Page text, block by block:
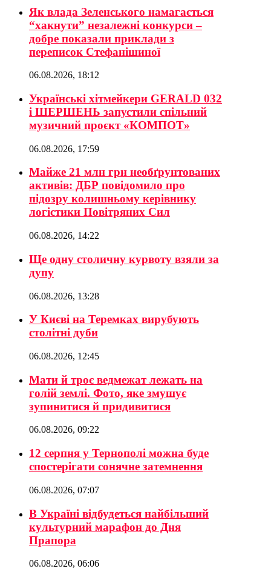
Як влада Зеленського намагається
“хакнути” незалежні конкурси –
добре показали приклади з
переписок Стефанішиної
06.08.2026, 18:12
Українські хітмейкери GERALD 032
і ШЕРШЕНЬ запустили спільний
музичний проєкт «КОМПОТ»
06.08.2026, 17:59
Майже 21 млн грн необґрунтованих
активів: ДБР повідомило про
підозру колишньому керівнику
логістики Повітряних Сил
06.08.2026, 14:22
Ще одну столичну курвоту взяли за
дупу
06.08.2026, 13:28
У Києві на Теремках вирубують
столітні дуби
06.08.2026, 12:45
Мати й троє ведмежат лежать на
голій землі. Фото, яке змушує
зупинитися й придивитися
06.08.2026, 09:22
12 серпня у Тернополі можна буде
спостерігати сонячне затемнення
06.08.2026, 07:07
В Україні відбудеться найбільший
культурний марафон до Дня
Прапора
06.08.2026, 06:06